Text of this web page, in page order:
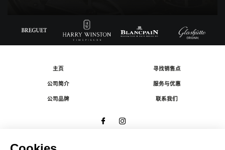
主页
公司简介
公司品牌
寻找销售点
服务与优惠
联系我们